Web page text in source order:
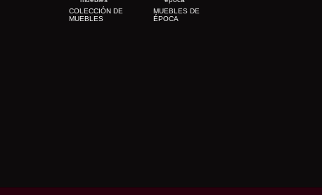
MUEBLES DE
ÉPOCA
COLECCIÓN DE
MUEBLES